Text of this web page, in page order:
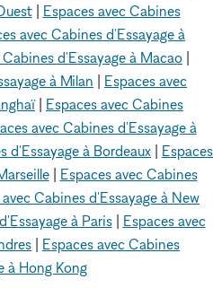
| Espaces avec Cabines
avec Cabines d'Essayage à
d'Essayage à Macao |
à Milan | Espaces avec
| Espaces avec Cabines
avec Cabines d'Essayage à
d'Essayage à Bordeaux | Espaces
| Espaces avec Cabines
Cabines d'Essayage à New
à Paris| Espaces avec
| Espaces avec Cabines
à Hong Kong